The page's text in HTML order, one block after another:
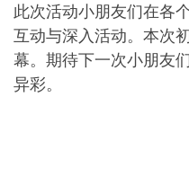
此次活动小朋友们在各
互动与深入活动。本次
幕。期待下一次小朋友
异彩。